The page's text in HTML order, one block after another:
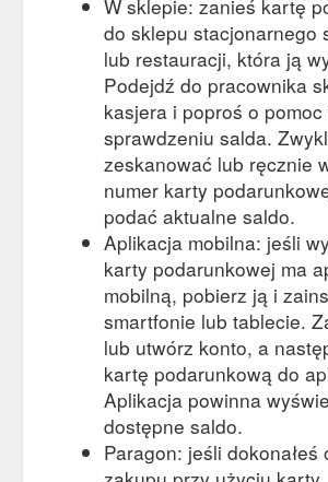
W sklepie: zanieś kartę
do sklepu stacjonarnego
lub restauracji, która ją
Podejdź do pracownika
kasjera i poproś o pomoc
sprawdzeniu salda.
zeskanować lub ręcznie
numer karty
podać aktualne saldo.
Aplikacja mobilna: jeśli
karty podarunkowej ma
mobilną, pobierz ją i
smartfonie lub tablecie.
lub utwórz konto, a
kartę podarunkową do
Aplikacja powinna
dostępne saldo.
Paragon: jeśli dokonałeś